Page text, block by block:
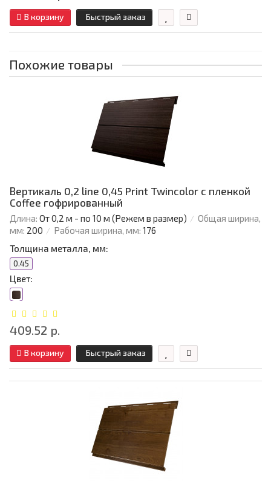
В корзину Быстрый заказ
Похожие товары
Вертикаль 0,2 line 0,45 Print Twincolor с пленкой
Coffee гофрированный
Длина: От 0,2 м - по 10 м (Режем в размер)
Общая ширина,
мм: 200 Рабочая ширина, мм: 176
Толщина металла, мм:
0.45
Цвет:
409.52 р.
В корзину Быстрый заказ